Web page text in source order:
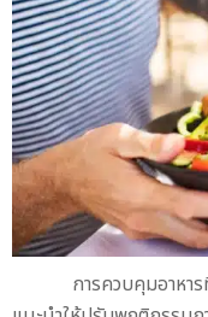
การควบคุมอาห